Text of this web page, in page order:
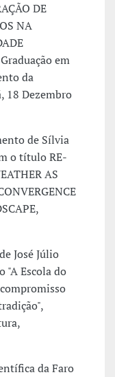
DE
NA
em
da
18 Dezembro
de Sílvia
o título RE-
AS
José Júlio
"A Escola do
da Faro